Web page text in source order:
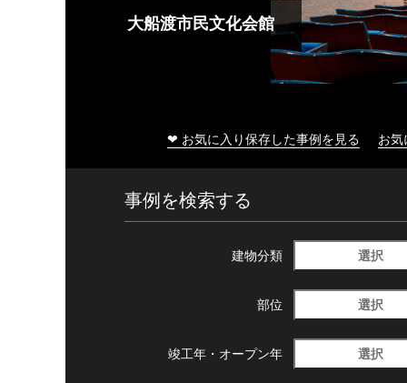
大船渡市民文化会館
❤ お気に入り保存した事例を見る お
事例を検索する
建物分類 選択
部位 選択
竣工年・ オープン年 選択